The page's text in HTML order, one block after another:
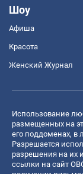
Шоу
Афиша
Красота
Женский Журнал
Использование
размещенных на
его поддоменах, в
Разрешается
разрешения на их
ссылки на сайт